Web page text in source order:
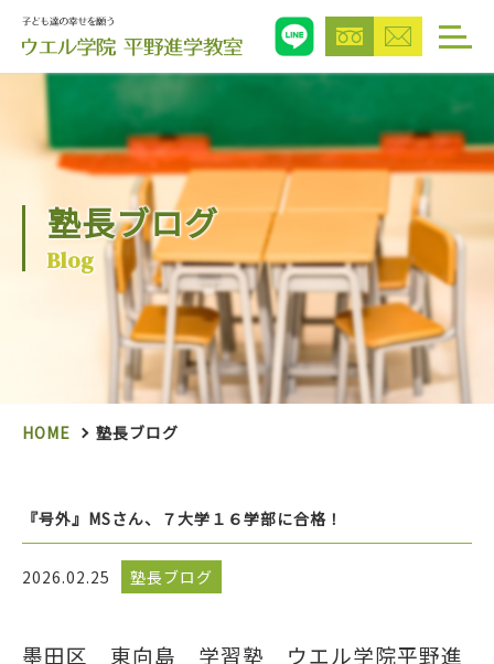
塾長ブログ
Blog
HOME 塾長ブログ
『号外』MSさん、７大学１６学部に合格！
2026.02.25 塾長ブログ
墨田区 東向島 学習塾 ウエル学院平野進